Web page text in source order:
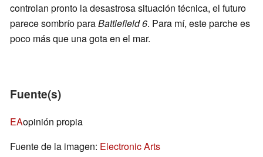
controlan pronto la desastrosa situación técnica, el futuro
parece sombrío paraBattlefield 6. Para mí, este parche es
poco más que una gota en el mar.
Fuente(s)
EAopinión propia
Fuente de la imagen: Electronic Arts